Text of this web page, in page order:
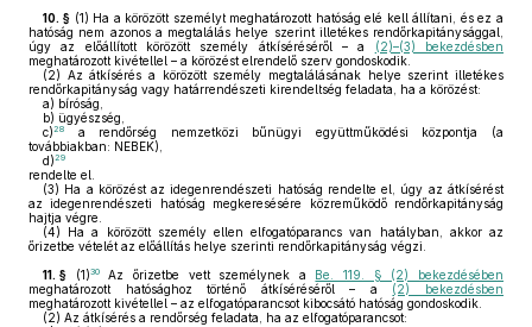
10. § (1) Ha a körözött személyt meghatározott hatóság elé kell állítani, és ez a
hatóság nem azonos a megtalálás helye szerint illetékes rendőrkapitánysággal,
úgy az előállított körözött személy átkíséréséről – a
(2)–(3) bekezdésben
meghatározott kivétellel – a körözést elrendelő szerv gondoskodik.
(2) Az átkísérés a körözött személy megtalálásának helye szerint illetékes
rendőrkapitányság vagy határrendészeti kirendeltség feladata, ha a körözést:
a) bíróság,
b) ügyészség,
c)28
a rendőrség nemzetközi bűnügyi együttműködési központja (a
továbbiakban: NEBEK),
d)29
rendelte el.
(3) Ha a körözést az idegenrendészeti hatóság rendelte el, úgy az átkísérést
az idegenrendészeti hatóság megkeresésére közreműködő rendőrkapitányság
hajtja végre.
(4) Ha a körözött személy ellen elfogatóparancs van hatályban, akkor az
őrizetbe vételét az előállítás helye szerinti rendőrkapitányság végzi.
11. § (1)30Az őrizetbe vett személynek a Be. 119. § (2) bekezdésében
meghatározott hatósághoz történő átkíséréséről – a (2) bekezdésben
meghatározott kivétellel – az elfogatóparancsot kibocsátó hatóság gondoskodik.
(2) Az átkísérés a rendőrség feladata, ha az elfogatóparancsot: